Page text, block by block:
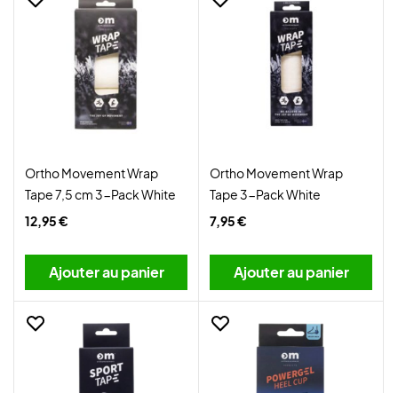
Ortho Movement Wrap
Tape 7,5 cm 3-Pack White
12,95 €
Ajouter au panier
Ortho Movement Wrap
Tape 3-Pack White
7,95 €
Ajouter au panier